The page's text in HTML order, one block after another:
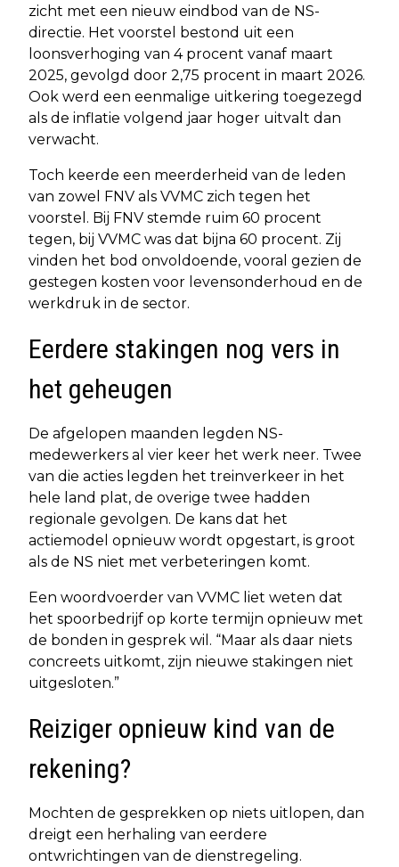
zicht met een nieuw eindbod van de NS-
directie. Het voorstel bestond uit een
loonsverhoging van 4 procent vanaf maart
2025, gevolgd door 2,75 procent in maart 2026.
Ook werd een eenmalige uitkering toegezegd
als de inflatie volgend jaar hoger uitvalt dan
verwacht.
Toch keerde een meerderheid van de leden
van zowel FNV als VVMC zich tegen het
voorstel. Bij FNV stemde ruim 60 procent
tegen, bij VVMC was dat bijna 60 procent. Zij
vinden het bod onvoldoende, vooral gezien de
gestegen kosten voor levensonderhoud en de
werkdruk in de sector.
Eerdere stakingen nog vers in
het geheugen
De afgelopen maanden legden NS-
medewerkers al vier keer het werk neer. Twee
van die acties legden het treinverkeer in het
hele land plat, de overige twee hadden
regionale gevolgen. De kans dat het
actiemodel opnieuw wordt opgestart, is groot
als de NS niet met verbeteringen komt.
Een woordvoerder van VVMC liet weten dat
het spoorbedrijf op korte termijn opnieuw met
de bonden in gesprek wil. “Maar als daar niets
concreets uitkomt, zijn nieuwe stakingen niet
uitgesloten.”
Reiziger opnieuw kind van de
rekening?
Mochten de gesprekken op niets uitlopen, dan
dreigt een herhaling van eerdere
ontwrichtingen van de dienstregeling.